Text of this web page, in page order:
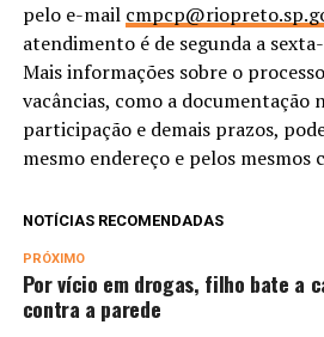
pelo e-mail
atendimento é de segunda a
Mais informações sobre o
vacâncias, como a documentação
participação e demais prazos,
mesmo endereço e pelos mesmos
NOTÍCIAS RECOMENDADAS
PRÓXIMO
Por vício em drogas, filho bate a
contra a parede